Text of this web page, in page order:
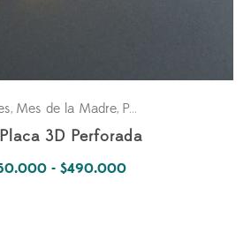
, Mes de la Madre, Para ella
3D Perforada
- $490.000Rango